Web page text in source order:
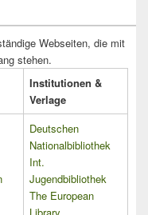
Webseiten, die mit
stehen.
Institutionen &
Verlage
Deutschen
Nationalbibliothek
Int.
Jugendbibliothek
The European
Library